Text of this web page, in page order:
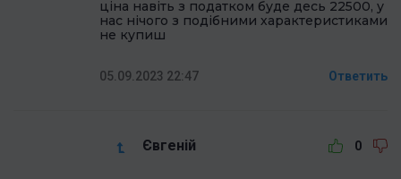
ціна навіть з податком буде десь 22500, у
нас нічого з подібними характеристиками
не купиш
05.09.2023 22:47 Ответить
Євгеній 0